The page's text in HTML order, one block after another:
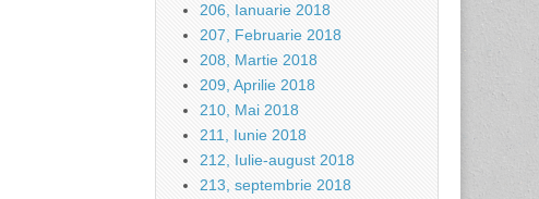
206, Ianuarie 2018
207, Februarie 2018
208, Martie 2018
209, Aprilie 2018
210, Mai 2018
211, Iunie 2018
212, Iulie-august 2018
213, septembrie 2018